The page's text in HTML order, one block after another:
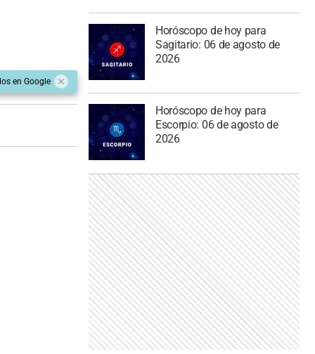
en Google
Horóscopo de hoy para
Sagitario: 06 de agosto de
2026
Horóscopo de hoy para
Escorpio: 06 de agosto de
2026